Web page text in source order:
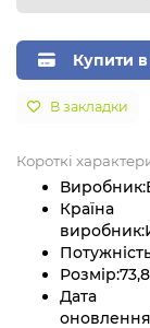
Купити
В закладки
Короткі
Виробник:
Країна
виробник:
Розмір:
Дата